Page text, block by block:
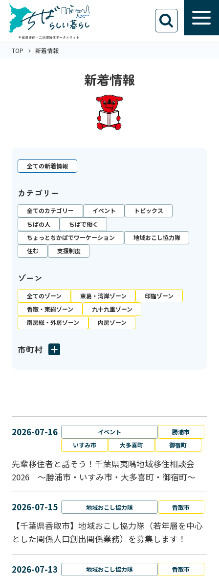
TOP 新着情報
新着情報
全ての新着情報
カテゴリー
全てのカテゴリー イベント
トピックス
ちばの人
ちばで働く
ちょっとちかばでワーケーション
地域おこし協力隊
住む
支援制度
ゾーン
全てのゾーン 東葛・湾岸ゾーン
印旛ゾーン
香取・東総ゾーン
九十九里ゾーン
南房総・外房ゾーン
内房ゾーン
市町村
2026-07-16 イベント
勝浦市
いすみ市
大多喜町 御宿町
先輩移住者と話そう！千葉県夷隅地域移住相談会
2026 ～勝浦市・いすみ市・大多喜町・御宿町～
2026-07-15 地域おこし協力隊 香取市
【千葉県香取市】地域おこし協力隊（若年層を中心
とした関係人口創出関係業務）を募集します！
2026-07-13 地域おこし協力隊 香取市